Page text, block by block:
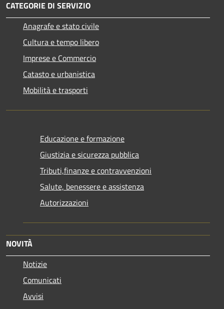
CATEGORIE DI SERVIZIO
Anagrafe e stato civile
Cultura e tempo libero
Imprese e Commercio
Catasto e urbanistica
Mobilità e trasporti
Educazione e formazione
Giustizia e sicurezza pubblica
Tributi,finanze e contravvenzioni
Salute, benessere e assistenza
Autorizzazioni
NOVITÀ
Notizie
Comunicati
Avvisi